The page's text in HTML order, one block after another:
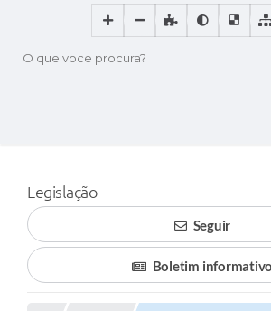
O que voce procura?
Legislação
Seguir
Boletim informativo